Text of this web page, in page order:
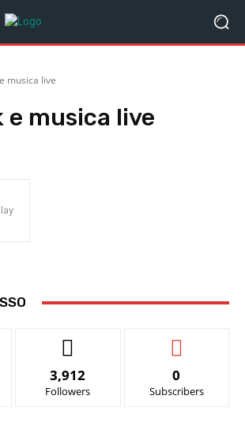
musica live
e musica live
3,912
Followers
0
Subscribers